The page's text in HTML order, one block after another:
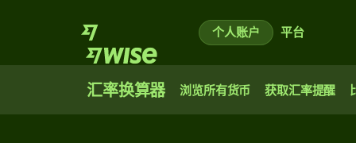
个人账户 平台
汇率换算器 浏览所有货币 获取汇率提醒